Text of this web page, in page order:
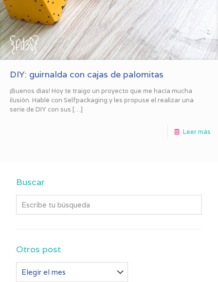
DIY: guirnalda con cajas de palomitas
¡Buenos días! Hoy te traigo un proyecto que me hacía mucha
ilusión. Hablé con Selfpackaging y les propuse el realizar una
serie de DIY con sus […]
Leer más
Buscar
Otros post
post